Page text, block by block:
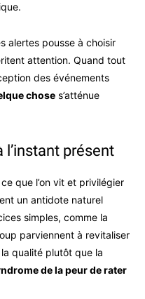
alertes pousse à choisir
attention. Quand tout
des événements
chose s’atténue
l’instant présent
que l’on vit et privilégier
un antidote naturel
simples, comme la
parviennent à revitaliser
qualité plutôt que la
de la peur de rater